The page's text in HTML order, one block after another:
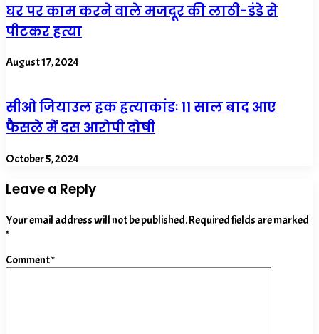
घर पर काम करने वाले मजदूर की लाठी-डंडे से
पीटकर हत्या
August 17, 2024
सीओ जियाउल हक हत्याकांडः 11 साल बाद आए
फैसले में दस आरोपी दोषी
October 5, 2024
Leave a Reply
Your email address will not be published.Required fields are marked
*
Comment*